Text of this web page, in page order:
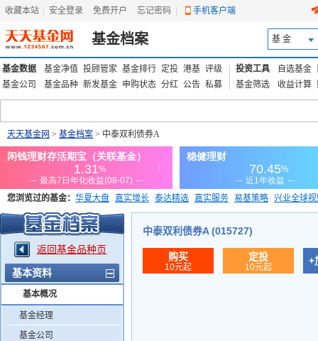
收藏本站 安全登录 免费开户 忘记密码 手机客户端
基金档案 基 金
基金数据 基金净值 投顾管家 基金排行 定投 港基 评级
基金公司
基金品种 新发基金 申购状态 分红 公告 私募
投资工具 自选基金
基金筛选
收益计算
天天基金网 > 基金档案 > 中泰双利债券A
您浏览过的基金： 华夏大盘 嘉实增长 泰达精选 嘉实服务 易基策略 兴业全球
添富优势 华安宏利 上证180价值ETF
返回基金品种页
基本资料
基本概况
基金经理
基金公司
中泰双利债券A (015727)
购买
10元起
定投
10元起
+